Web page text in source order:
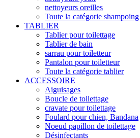
nettoyeurs oreilles
Toute la catégorie shampoing
TABLIER
Tablier pour toilettage
Tablier de bain
sarrau pour toiletteur
Pantalon pour toiletteur
Toute la catégorie tablier
ACCESSOIRE
Aiguisages
Boucle de toilettage
cravate pour toilettage
Foulard pour chien, Bandana
Noeud papillon de toilettage
Désinfectants